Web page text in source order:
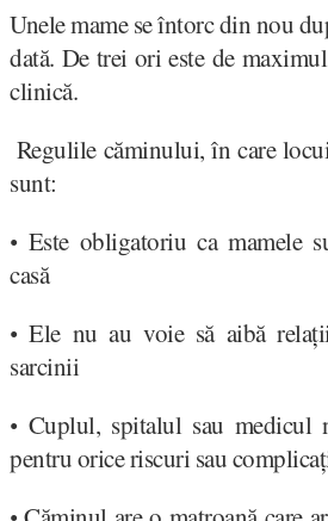
Unele mame se întorc din nou
dată. De trei ori este de
clinică.
Regulile căminului, în care
sunt:
• Este obligatoriu ca mamele
casă
•Ele nu au voie să aibă
sarcinii
• Cuplul, spitalul sau medicul
pentru orice riscuri sau